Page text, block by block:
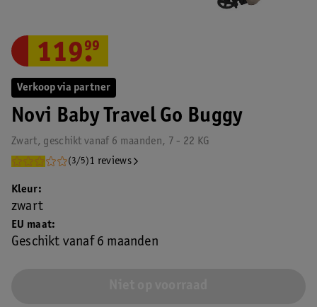
Verkoop via partner
Novi Baby Travel Go Buggy
Zwart, geschikt vanaf 6 maanden, 7 - 22 KG
(3/5)1 reviews
119.
99
EU maat
Geschikt vanaf 6 maanden
Kleur
zwart